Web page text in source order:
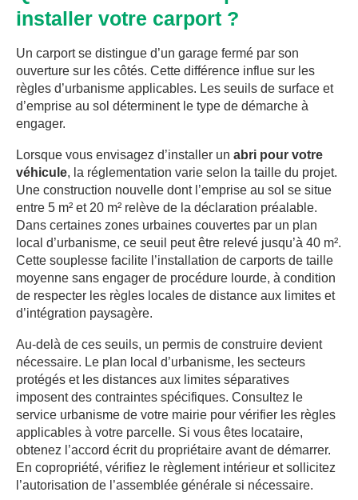
installer votre carport ?
Un carport se distingue d’un garage fermé par son
ouverture sur les côtés. Cette différence influe sur les
règles d’urbanisme applicables. Les seuils de surface et
d’emprise au sol déterminent le type de démarche à
engager.
Lorsque vous envisagez d’installer un abri pour votre
véhicule, la réglementation varie selon la taille du projet.
Une construction nouvelle dont l’emprise au sol se situe
entre 5 m² et 20 m² relève de la déclaration préalable.
Dans certaines zones urbaines couvertes par un plan
local d’urbanisme, ce seuil peut être relevé jusqu’à 40 m².
Cette souplesse facilite l’installation de carports de taille
moyenne sans engager de procédure lourde, à condition
de respecter les règles locales de distance aux limites et
d’intégration paysagère.
Au-delà de ces seuils, un permis de construire devient
nécessaire. Le plan local d’urbanisme, les secteurs
protégés et les distances aux limites séparatives
imposent des contraintes spécifiques. Consultez le
service urbanisme de votre mairie pour vérifier les règles
applicables à votre parcelle. Si vous êtes locataire,
obtenez l’accord écrit du propriétaire avant de démarrer.
En copropriété, vérifiez le règlement intérieur et sollicitez
l’autorisation de l’assemblée générale si nécessaire.